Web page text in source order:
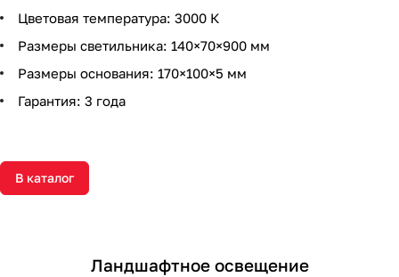
Цветовая температура: 3000 К
Размеры светильника: 140×70×900 мм
Размеры основания: 170×100×5 мм
Гарантия: 3 года
В каталог
Ландшафтное освещение